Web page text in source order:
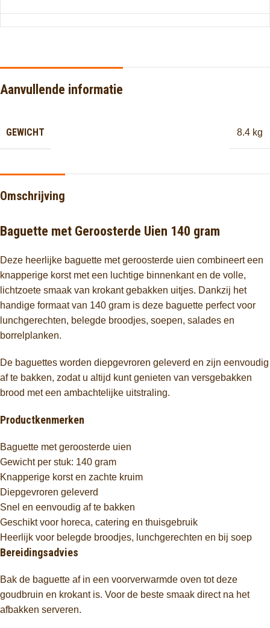
Aanvullende informatie
GEWICHT 8.4 kg
Omschrijving
Baguette met Geroosterde Uien 140 gram
Deze heerlijke baguette met geroosterde uien combineert een
knapperige korst met een luchtige binnenkant en de volle,
lichtzoete smaak van krokant gebakken uitjes. Dankzij het
handige formaat van 140 gram is deze baguette perfect voor
lunchgerechten, belegde broodjes, soepen, salades en
borrelplanken.
De baguettes worden diepgevroren geleverd en zijn eenvoudig
af te bakken, zodat u altijd kunt genieten van versgebakken
brood met een ambachtelijke uitstraling.
Productkenmerken
Baguette met geroosterde uien
Gewicht per stuk: 140 gram
Knapperige korst en zachte kruim
Diepgevroren geleverd
Snel en eenvoudig af te bakken
Geschikt voor horeca, catering en thuisgebruik
Heerlijk voor belegde broodjes, lunchgerechten en bij soep
Bereidingsadvies
Bak de baguette af in een voorverwarmde oven tot deze
goudbruin en krokant is. Voor de beste smaak direct na het
afbakken serveren.